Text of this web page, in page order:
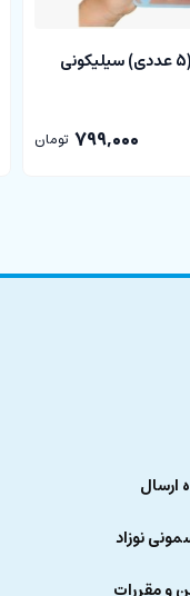
799,000 تومان
ارسال
نوزاد
و مقررات